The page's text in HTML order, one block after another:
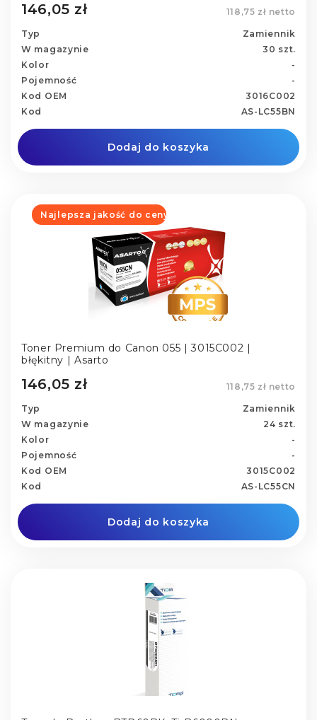
146,05 zł 118,75 zł netto
Typ
Zamiennik
W magazynie
30 szt.
Kolor
-
Pojemność
-
Kod OEM
3016C002
Kod
AS-LC55BN
Dodaj do koszyka
Najlepsza jakość do ceny
Toner Premium do Canon 055 | 3015C002 |
błękitny | Asarto
146,05 zł 118,75 zł netto
Typ
Zamiennik
W magazynie
24 szt.
Kolor
-
Pojemność
-
Kod OEM
3015C002
Kod
AS-LC55CN
Dodaj do koszyka